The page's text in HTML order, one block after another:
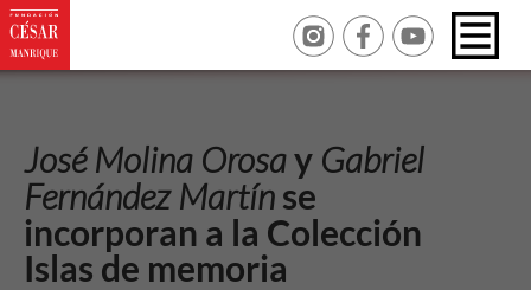
José Molina Orosay Gabriel
Fernández Martínse
incorporan a la Colección
Islas de memoria